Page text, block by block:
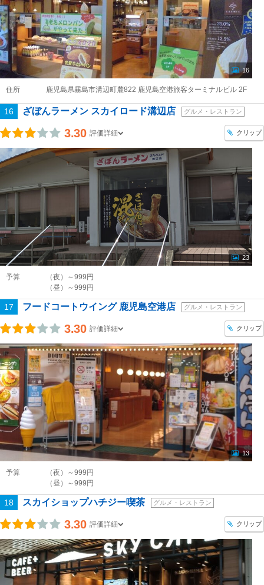
16
住所 鹿児島県霧島市溝辺町麓822 鹿児島空港旅客ターミナルビル 2F
16 ざぼんラーメン スカイロード溝辺店 グルメ・レストラン
3.30 評価詳細 クリップ
23
予算
（夜）～999円
（昼）～999円
17 フードコートウイング 鹿児島空港店 グルメ・レストラン
3.30 評価詳細 クリップ
13
予算
（夜）～999円
（昼）～999円
18 スカイショップハチジー喫茶 グルメ・レストラン
3.30 評価詳細 クリップ